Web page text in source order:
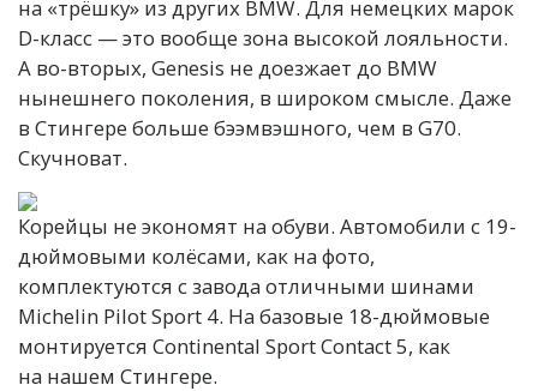
на «трёшку» из других BMW. Для немецких марок
D-класс — это вообще зона высокой лояльности.
А во-вторых, Genesis не доезжает до BMW
нынешнего поколения, в широком смысле. Даже
в Стингере больше бээмвэшного, чем в G70.
Скучноват.
Корейцы не экономят на обуви. Автомобили с 19-
дюймовыми колёсами, как на фото,
комплектуются с завода отличными шинами
Michelin Pilot Sport 4. На базовые 18-дюймовые
монтируется Continental Sport Contact 5, как
на нашем Стингере.